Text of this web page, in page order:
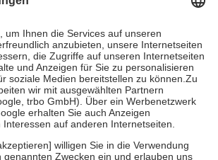
Es sind jedoch nie mehr als die tatsächlichen
zu entrichten.
grundsätzlich auch für Online-Apotheken.
Krankenpflege beträgt die
der Kosten sowie zehn Euro je
der Versicherten für ihre eigene Gesundheit zu
Stellung der Familie zu unterstützen,
an bei: